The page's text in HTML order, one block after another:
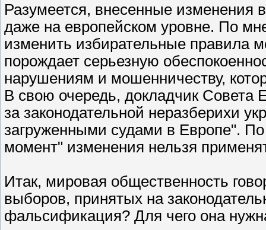
Разумеется, внесенные изменения
даже на европейском уровне. По
изменить избирательные правила
порождает серьезную
нарушениям и мошенничеству,
В свою очередь, докладчик Совета
за законодательной неразберихи
загруженными судами в Европе".
момент" изменения нельзя
Итак, мировая общественность
выборов, принятых на
фальсификация? Для чего она